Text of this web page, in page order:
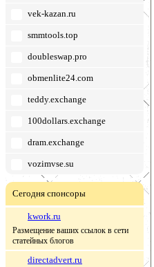
vek-kazan.ru
smmtools.top
doubleswap.pro
obmenlite24.com
teddy.exchange
100dollars.exchange
dram.exchange
vozimvse.su
Сегодня спонсоры
kwork.ru
Размещение ваших ссылок в сети
статейных блогов
directadvert.ru